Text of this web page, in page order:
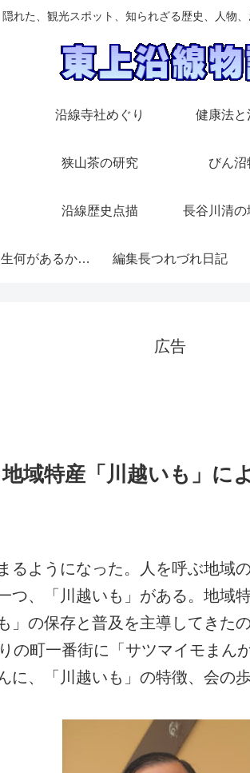
た、観光スポット、知られざる歴史、人物
沿線寺社めぐり 健康法と
狭山茶の研究 びん沼
沿線歴史点描 長谷川清の
随想/人生何があるかわからない 編集長つれづれ日記
広告
域特産「川越いも」に
るようになった。人を呼ぶ地域
つ、「川越いも」がある。地域
」の保存と普及を主導してきた
の町一番街に「サツマイモまん
に、「川越いも」の特徴、会の